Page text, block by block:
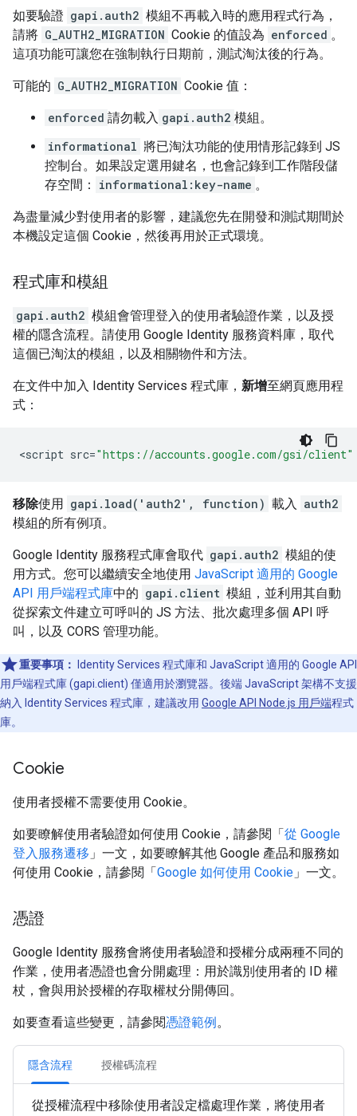
如要驗證 gapi.auth2 模組不再載入時的應用程式行為，
請將 G_AUTH2_MIGRATION Cookie 的值設為 enforced 。
這項功能可讓您在強制執行日期前，測試淘汰後的行為。
可能的 G_AUTH2_MIGRATION Cookie 值：
enforced 請勿載入 gapi.auth2 模組。
informational 將已淘汰功能的使用情形記錄到 JS
控制台。如果設定選用鍵名，也會記錄到工作階段儲
存空間：
informational:key-name 。
為盡量減少對使用者的影響，建議您先在開發和測試期間於
本機設定這個 Cookie，然後再用於正式環境。
程式庫和模組
gapi.auth2 模組會管理登入的使用者驗證作業，以及授
權的隱含流程。請使用 Google Identity 服務資料庫，取代
這個已淘汰的模組，以及相關物件和方法。
在文件中加入 Identity Services 程式庫， 新增至網頁應用程
式：
<script src="https://accounts.google.com/gsi/client"
移除使用 gapi.load('auth2', function) 載入 auth2
模組的所有例項。
Google Identity 服務程式庫會取代 gapi.auth2 模組的使
用方式。您可以繼續安全地使用 JavaScript 適用的 Google
API 用戶端程式庫中的 gapi.client 模組，並利用其自動
從探索文件建立可呼叫的 JS 方法、批次處理多個 API 呼
叫，以及 CORS 管理功能。
重要事項：
Identity Services 程式庫和 JavaScript 適用的 Google API
用戶端程式庫 (gapi.client) 僅適用於瀏覽器。後端 JavaScript 架構不支援
納入 Identity Services 程式庫，建議改用 Google API Node.js 用戶端程式
庫。
Cookie
使用者授權不需要使用 Cookie。
如要瞭解使用者驗證如何使用 Cookie，請參閱「從 Google
登入服務遷移 」一文，如要瞭解其他 Google 產品和服務如
何使用 Cookie，請參閱「Google 如何使用 Cookie 」一文。
憑證
Google Identity 服務會將使用者驗證和授權分成兩種不同的
作業，使用者憑證也會分開處理：用於識別使用者的 ID 權
杖，會與用於授權的存取權杖分開傳回。
如要查看這些變更，請參閱憑證範例。
隱含流程 授權碼流程
從授權流程中移除使用者設定檔處理作業，將使用者